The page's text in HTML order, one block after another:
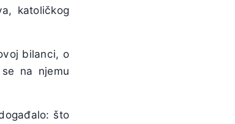
katoličkog
bilanci, o
na njemu
što